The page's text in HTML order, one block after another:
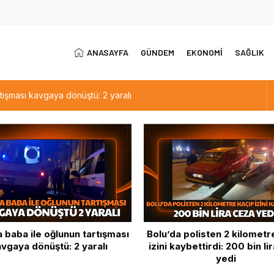
ANASAYFA GÜNDEM EKONOMİ SAĞLIK
kavgaya dönüştü: 2 yaralı
izini kaybettirdi: 200 bin lira ceza yedi
Abant’ta çıkardı
dondurma satışları arttı
kasalar alev alev yandı
polisten 2 kilometre kaçıp
200 bin lira ceza
Tatilciler güzel havanın
Abant’ta çıkardı